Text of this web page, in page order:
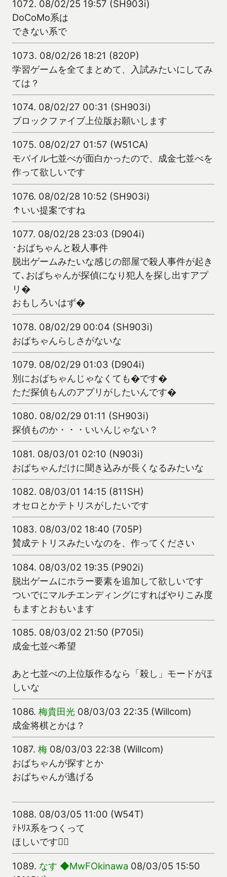
1072. 08/02/25 19:57 (SH903i)
DoCoMo系は
できない系で
1073. 08/02/26 18:21 (820P)
学習ゲームを全てまとめて、入試みたいにしてみ
ては？
1074. 08/02/27 00:31 (SH903i)
ブロックファイブ上位版お願いします
1075. 08/02/27 01:57 (W51CA)
モバイル七並べが面白かったので、成金七並べを
作って欲しいです
1076. 08/02/28 10:52 (SH903i)
↑いい提案ですね
1077. 08/02/28 23:03 (D904i)
･おばちゃんと殺人事件
脱出ゲームみたいな感じの部屋で殺人事件が起き
て､おばちゃんが探偵になり犯人を探し出すアプ
リ�
おもしろいはず�
1078. 08/02/29 00:04 (SH903i)
おばちゃんらしさがないな
1079. 08/02/29 01:03 (D904i)
別におばちゃんじゃなくても�です�
ただ探偵もんのアプリがしたいんです�
1080. 08/02/29 01:11 (SH903i)
探偵ものか・・・いいんじゃない？
1081. 08/03/01 02:10 (N903i)
おばちゃんだけに聞き込みが長くなるみたいな
1082. 08/03/01 14:15 (811SH)
オセロとかテトリスがしたいです
1083. 08/03/02 18:40 (705P)
賛成テトリスみたいなのを、作ってください
1084. 08/03/02 19:35 (P902i)
脱出ゲームにホラー要素を追加して欲しいです
ついでにマルチエンディングにすればやりこみ度
もますとおもいます
1085. 08/03/02 21:50 (P705i)
成金七並べ希望
あと七並べの上位版作るなら「殺し」モードがほ
しいな
1086. 梅貴田光 08/03/03 22:35 (Willcom)
成金将棋とかは？
1087. 梅 08/03/03 22:38 (Willcom)
おばちゃんが探すとか
おばちゃんが逃げる
1088. 08/03/05 11:00 (W54T)
ﾃﾄﾘｽ系をつくって
ほしいです
1089. なす ◆MwFOkinawa 08/03/05 15:50